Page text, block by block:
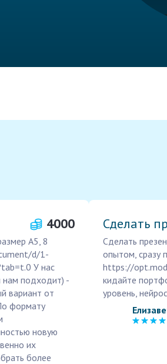
4000
А5, 8
d/1-
У нас
нам подходит) -
вариант от
формату
новую
их
более
Сделать
Сделать
опытом, сразу
https://
кидайте
уровень,